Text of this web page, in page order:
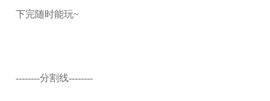
下完随时能玩~
--------分割线--------